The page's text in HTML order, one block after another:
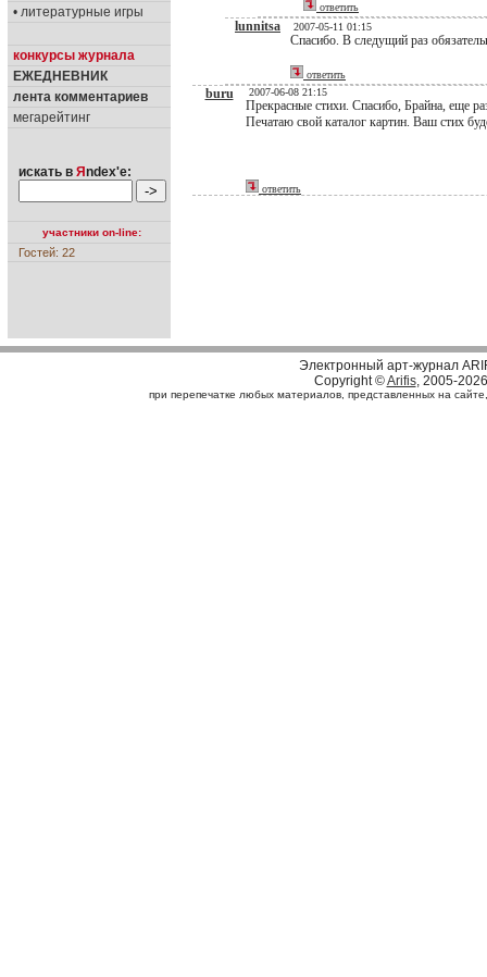
• литературные игры
конкурсы журнала
ЕЖЕДНЕВНИК
лента комментариев
мегарейтинг
искать в Я ndex'е:
участники on-line:
Гостей: 22
ответить
lunnitsa 2007-05-11 01:15
Спасибо. В следущий раз
ответить
buru 2007-06-08 21:15
Прекрасные стихи. Спасибо, Брайна, еще
Печатаю свой каталог картин. Ваш стих
ответить
Электронный арт-журнал
Copyright ©Arifis, 2005-2026
при перепечатке любых материалов, представленных на